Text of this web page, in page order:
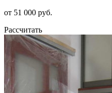
от 51 000 руб.
Рассчитать